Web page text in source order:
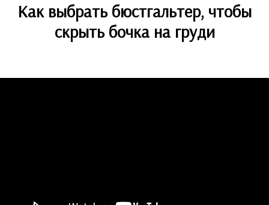
Как выбрать бюстгальтер, чтобы
скрыть бочка на груди